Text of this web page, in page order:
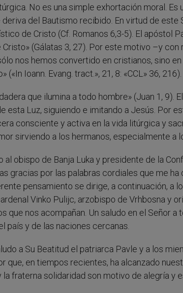
No es una simple exhortación moral.
del Bautismo recibido. En virtud de este
de Cristo (Cf. Romanos 6,3-5). El apóstol
(Gálatas 3, 27). Por este motivo –y
nos hemos convertido en cristianos, sino
(«In Ioann. Evang. tract.», 21, 8: «CCL» 36, 216).
que ilumina a todo hombre» (Juan 1, 9).
esta Luz, siguiendo e imitando a Jesús. Por
consciente y activa en la vida litúrgica y
sirviendo a los hermanos, especialmente a
al obispo de Banja Luka y presidente de la
gracias por las palabras cordiales que me
pensamiento se dirige, a continuación, a
Vinko Pulijc, arzobispo de Vrhbosna y
que nos acompañan. Un saludo en el Señor
país y de las naciones cercanas.
a Su Beatitud el patriarca Pavle y a los
que, en tiempos recientes, ha alcanzado
fraterna solidaridad son motivo de alegría y